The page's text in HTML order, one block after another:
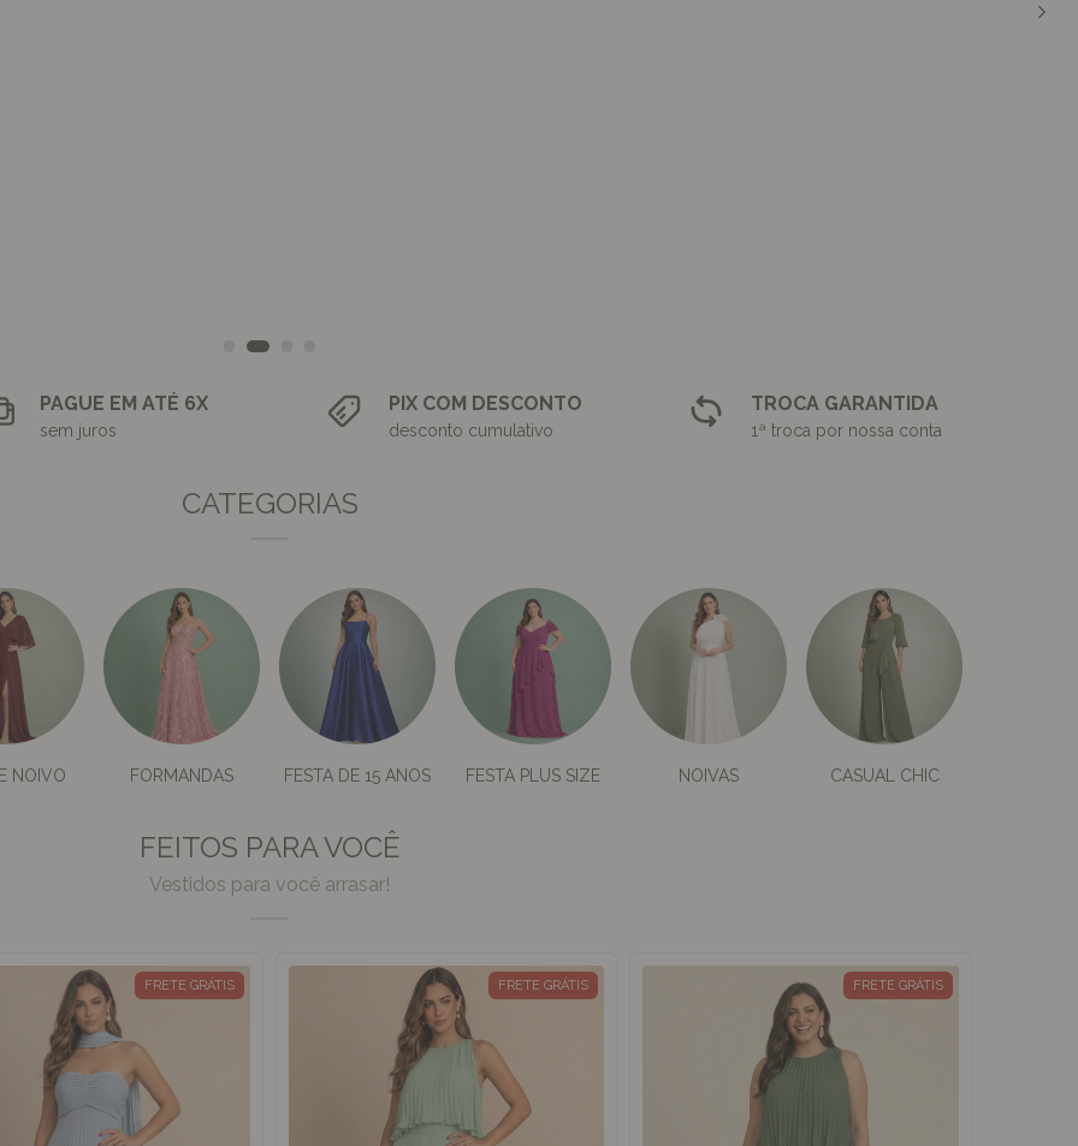
PAGUE EM ATÉ 6X
sem juros
PIX COM DESCONTO
desconto cumulativo
TROCA GARANTIDA
1ª troca por nossa conta
CATEGORIAS
NOIVO FORMANDAS FESTA DE 15 ANOS FESTA PLUS SIZE NOIVAS CASUAL CHIC
FEITOS PARA VOCÊ
Vestidos para você arrasar!
FRETE GRÁTIS FRETE GRÁTIS FRETE GRÁTIS